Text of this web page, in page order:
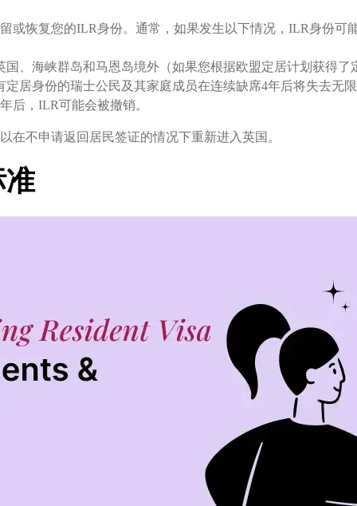
或恢复您的ILR身份。通常，如果发生以下情况，ILR身份可
国、海峡群岛和马恩岛境外（如果您根据欧盟定居计划获得
定居身份的瑞士公民及其家庭成员在连续缺席4年后将失去无
后，ILR可能会被撤销。
在不申请返回居民签证的情况下重新进入英国。
准